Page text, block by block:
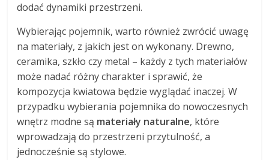
dodać dynamiki przestrzeni.
Wybierając pojemnik, warto również zwrócić uwagę
na materiały, z jakich jest on wykonany. Drewno,
ceramika, szkło czy metal – każdy z tych materiałów
może nadać różny charakter i sprawić, że
kompozycja kwiatowa będzie wyglądać inaczej. W
przypadku wybierania pojemnika do nowoczesnych
wnętrz modne są materiały naturalne, które
wprowadzają do przestrzeni przytulność, a
jednocześnie są stylowe.